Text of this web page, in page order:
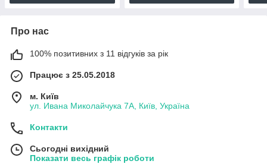
Про нас
100% позитивних з 11 відгуків за рік
Працює з 25.05.2018
м. Київ
ул. Ивана Миколайчука 7А, Київ, Україна
Контакти
Сьогодні вихідний
Показати весь графік роботи